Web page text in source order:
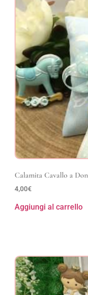
Calamita Cavallo a
4,00€
Aggiungi al carrello